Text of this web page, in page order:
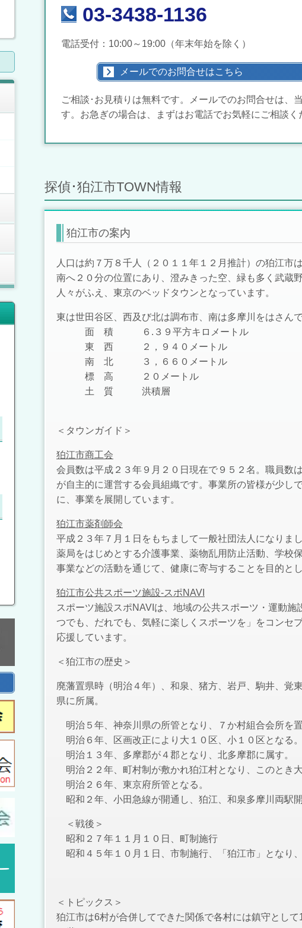
03-3438-1136
電話受付：10:00～19:00（年末年始を除く）
メールでのお問合せはこちら
ご相談･お見積りは無料です。メールでのお問合せは、
す。お急ぎの場合は、まずはお電話でお気軽にご相談く
探偵･狛江市TOWN情報
狛江市の案内
人口は約７万８千人（２０１１年１２月推計）の狛江市
南へ２０分の位置にあり、澄みきった空、緑も多く武蔵
人々がふえ、東京のベッドタウンとなっています。
東は世田谷区、西及び北は調布市、南は多摩川をはさん
面 積 ６.３９平方キロメートル
東 西 ２，９４０メートル
南 北 ３，６６０メートル
標 高 ２０メートル
土 質 洪積層
＜タウンガイド＞
狛江市商工会
会員数は平成２３年９月２０日現在で９５２名。職員数
が自主的に運営する会員組織です。事業所の皆様が少し
に、事業を展開しています。
狛江市薬剤師会
平成２３年７月１日をもちまして一般社団法人になりま
薬局をはじめとする介護事業、薬物乱用防止活動、学校
事業などの活動を通じて、健康に寄与することを目的と
狛江市公共スポーツ施設-スポNAVI
スポーツ施設スポNAVIは、地域の公共スポーツ・運動
つでも、だれでも、気軽に楽しくスポーツを」をコンセ
応援しています。
＜狛江市の歴史＞
廃藩置県時（明治４年）、和泉、猪方、岩戸、駒井、覚
県に所属。
明治５年、神奈川県の所管となり、７か村組合会所を
明治６年、区画改正により大１０区、小１０区となる
明治１３年、多摩郡が４郡となり、北多摩郡に属す。
明治２２年、町村制が敷かれ狛江村となり、このとき
明治２６年、東京府所管となる。
昭和２年、小田急線が開通し、狛江、和泉多摩川両
＜戦後＞
昭和２７年１１月１０日、町制施行
昭和４５年１０月１日、市制施行、「狛江市」となり
＜トピックス＞
狛江市は6村が合併してできた関係で各村には鎮守とし